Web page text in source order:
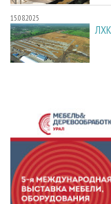
15.08.2025